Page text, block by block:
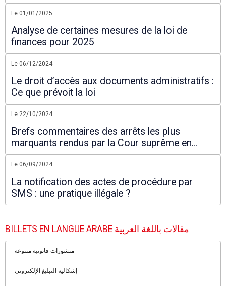
Le 01/01/2025
Analyse de certaines mesures de la loi de
finances pour 2025
Le 06/12/2024
Le droit d’accès aux documents administratifs :
Ce que prévoit la loi
Le 22/10/2024
Brefs commentaires des arrêts les plus
marquants rendus par la Cour suprême en
2024
Le 06/09/2024
La notification des actes de procédure par
SMS : une pratique illégale ?
BILLETS EN LANGUE ARABE مقالات باللغة العربية
منشورات قانونية متنوعة
إشكالية التبليغ الإلكتروني